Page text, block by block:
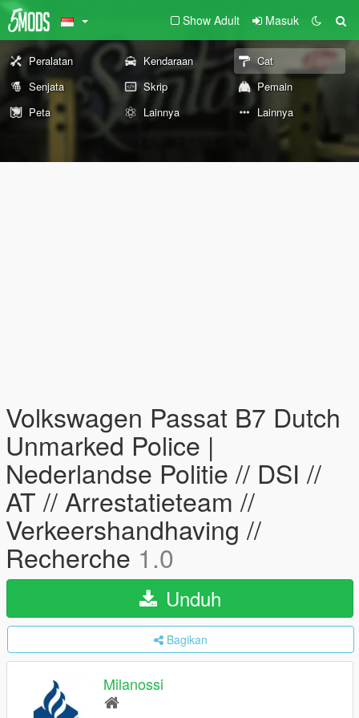
Show Adult Masuk
Peralatan Kendaraan
Cat
Senjata
Skrip
Pemain
Peta
Lainnya Lainnya
Volkswagen Passat B7 Dutch
Unmarked Police |
Nederlandse Politie // DSI //
AT // Arrestatieteam //
Verkeershandhaving //
Recherche 1.0
Unduh
Bagikan
Milanossi